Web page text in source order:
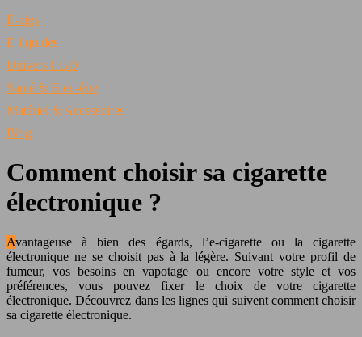
E-cigs
E-liquides
Univers CBD
Santé & Bien-être
Matériel & Accessoires
Blog
Comment choisir sa cigarette
électronique ?
Avantageuse à bien des égards, l’e-cigarette ou la cigarette
électronique ne se choisit pas à la légère. Suivant votre profil de
fumeur, vos besoins en vapotage ou encore votre style et vos
préférences, vous pouvez fixer le choix de votre cigarette
électronique. Découvrez dans les lignes qui suivent comment choisir
sa cigarette électronique.